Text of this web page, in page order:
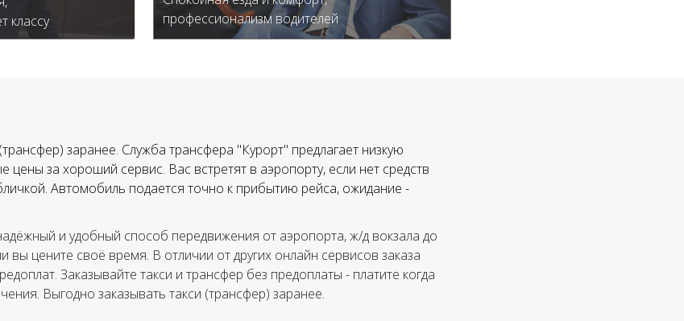
классу
профессионализм водителей
и удобный способ передвижения от аэропорта, ж/д вокзала до
вы цените своё время. В отличии от других онлайн сервисов заказа
Заказывайте такси и трансфер без предоплаты - платите когда
Выгодно заказывать такси (трансфер) заранее.
заранее. Служба трансфера "Курорт" предлагает низкую
цены за хороший сервис. Вас встретят в аэропорту, если нет средств
Автомобиль подается точно к прибытию рейса, ожидание -